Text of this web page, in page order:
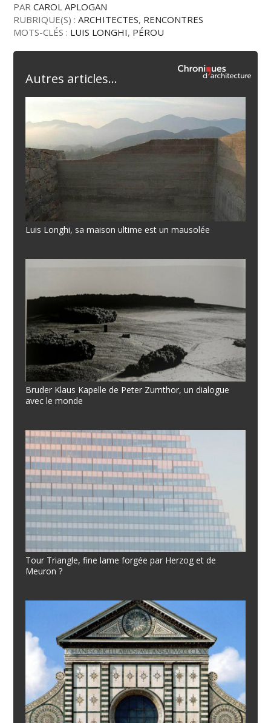
PARCAROL APLOGAN
RUBRIQUE(S) :ARCHITECTES, RENCONTRES
MOTS-CLÉS : LUIS LONGHI, PÉROU
Autres articles...
Luis Longhi, sa maison ultime est un mausolée
Bruder Klaus Kapelle de Peter Zumthor, un dialogue
avec le monde
Tour Triangle, fine lame forgée par Herzog et de
Meuron ?